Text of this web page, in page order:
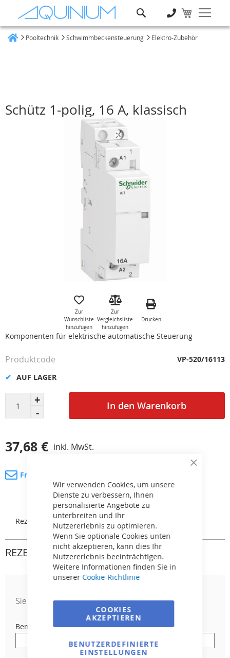
Close
Wir verwenden Cookies, um unsere
Dienste zu verbessern, Ihnen
personalisierte Angebote zu
unterbreiten und Ihr
Nutzererlebnis zu optimieren.
Wenn Sie optionale Cookies unten
nicht akzeptieren, kann dies Ihr
Nutzererlebnis beeinträchtigen.
Weitere Informationen finden Sie in
unserer Cookie-Richtlinie
COOKIES
AKZEPTIEREN
BENUTZERDEFINIERTE
EINSTELLUNGEN
Pooltechnik Schwimmbeckensteuerung Elektro-Zubehör
Schütz 1-polig, 16 A, klassisch
Zur
Wunschliste
hinzufügen
Zur
Vergleichsliste
hinzufügen
Drucken
Komponenten für elektrische automatische Steuerung
In den Warenkorb
37,68 € inkl. MwSt.
AUF LAGER
Produktcode VP-520/16113
Fragen Sie nach dem Produkt
Rezensionen
REZENSIONEN
Sie bewerten: Schütz 1-polig, 16 A, klassisch
Benutzername